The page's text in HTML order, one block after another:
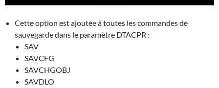
Cette option est ajoutée à toutes les commandes de
sauvegarde dans le paramètre DTACPR :
SAV
SAVCFG
SAVCHGOBJ
SAVDLO